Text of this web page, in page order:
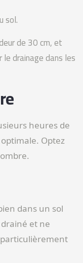
sol.
de 30 cm, et
drainage dans les
heures de
Optez
dans un sol
et ne
particulièrement